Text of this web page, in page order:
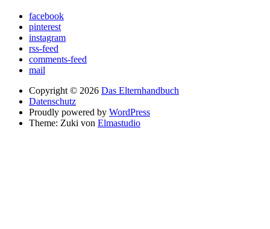
facebook
pinterest
instagram
rss-feed
comments-feed
mail
Copyright © 2026 Das Elternhandbuch
Datenschutz
Proudly powered by WordPress
Theme: Zuki von Elmastudio